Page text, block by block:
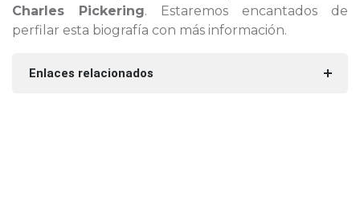
Charles Pickering. Estaremos encantados de
perfilar esta biografía con más información.
Enlaces relacionados